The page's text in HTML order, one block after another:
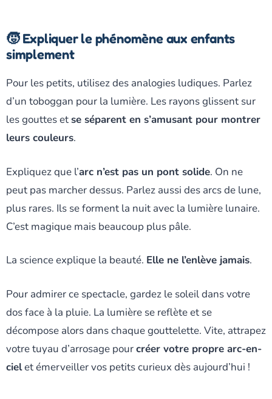
🧒 Expliquer le phénomène aux enfants
simplement
Pour les petits, utilisez des analogies ludiques. Parlez
d’un toboggan pour la lumière. Les rayons glissent sur
les gouttes etse séparent en s’amusant pour montrer
leurs couleurs.
Expliquez que l’arc n’est pas un pont solide. On ne
peut pas marcher dessus. Parlez aussi des arcs de lune,
plus rares. Ils se forment la nuit avec la lumière lunaire.
C’est magique mais beaucoup plus pâle.
La science explique la beauté. Elle ne l’enlève jamais.
Pour admirer ce spectacle, gardez le soleil dans votre
dos face à la pluie. La lumière se reflète et se
décompose alors dans chaque gouttelette. Vite, attrapez
votre tuyau d’arrosage pourcréer votre propre arc-en-
cielet émerveiller vos petits curieux dès aujourd’hui !